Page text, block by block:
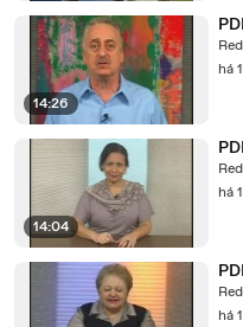
14:26
há
14:04
há
há